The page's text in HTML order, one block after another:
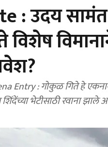
: उदय
Entry : गोकुळ गिते हे
भेटीसाठी रवाना झाले